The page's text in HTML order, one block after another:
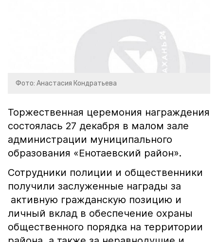
Фото: Анастасия Кондратьева
Торжественная церемония награждения
состоялась 27 декабря в малом зале
администрации муниципального
образования «Енотаевский район».
Сотрудники полиции и общественники
получили заслуженные награды за
активную гражданскую позицию и
личный вклад в обеспечение охраны
общественного порядка на территории